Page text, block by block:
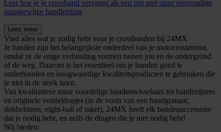
Leer hoe je je crossband vervangt als een pro met onze eenvoudige
stapsgewijze handleiding
Lees meer
Vind alles wat je nodig hebt voor je crossbanden bij 24MX
Je banden zijn het belangrijkste onderdeel van je motocrossmotor,
omdat ze de enige verbinding vormen tussen jou en de ondergrond
of de weg. Daarom is het essentieel om je banden goed te
onderhouden en hoogwaardige kwaliteitsproducten te gebruiken die
je niet in de steek laten.
Van kwalitatieve maar voordelige bandenwisselaars tot bandenijzers
en originele ventieldopjes (in de vorm van een handgranaat,
dobbelsteen, eight-ball of raket), 24MX heeft elk bandenaccessoire
dat je nodig hebt, en zelfs de dingen die je niet nodig hebt!
Wij bieden: